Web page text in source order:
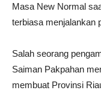
Masa New Normal
terbiasa menjalankan
Salah seorang
Saiman Pakpahan
membuat Provinsi